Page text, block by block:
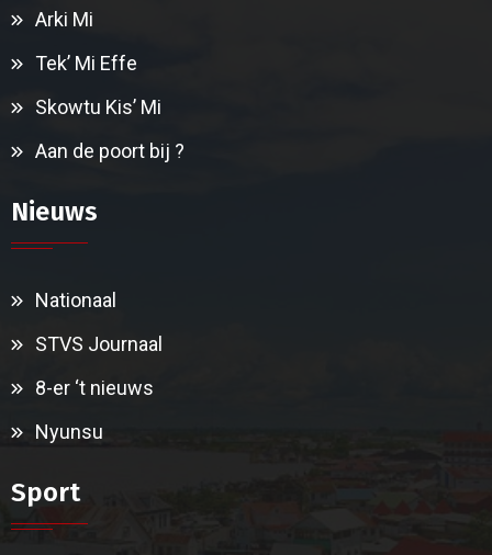
Arki Mi
Tek’ Mi Effe
Skowtu Kis’ Mi
Aan de poort bij ?
Nieuws
Nationaal
STVS Journaal
8-er ‘t nieuws
Nyunsu
Sport